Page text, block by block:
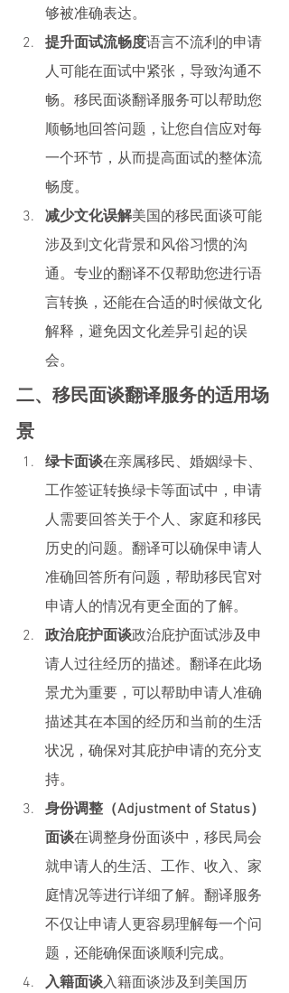
够被准确表达。
提升面试流畅度语言不流利的申请
人可能在面试中紧张，导致沟通不
畅。移民面谈翻译服务可以帮助您
顺畅地回答问题，让您自信应对每
一个环节，从而提高面试的整体流
畅度。
减少文化误解美国的移民面谈可能
涉及到文化背景和风俗习惯的沟
通。专业的翻译不仅帮助您进行语
言转换，还能在合适的时候做文化
解释，避免因文化差异引起的误
会。
二、移民面谈翻译服务的适用场
景
绿卡面谈在亲属移民、婚姻绿卡、
工作签证转换绿卡等面试中，申请
人需要回答关于个人、家庭和移民
历史的问题。翻译可以确保申请人
准确回答所有问题，帮助移民官对
申请人的情况有更全面的了解。
政治庇护面谈政治庇护面试涉及申
请人过往经历的描述。翻译在此场
景尤为重要，可以帮助申请人准确
描述其在本国的经历和当前的生活
状况，确保对其庇护申请的充分支
持。
身份调整（Adjustment of Status）
面谈在调整身份面谈中，移民局会
就申请人的生活、工作、收入、家
庭情况等进行详细了解。翻译服务
不仅让申请人更容易理解每一个问
题，还能确保面谈顺利完成。
入籍面谈入籍面谈涉及到美国历